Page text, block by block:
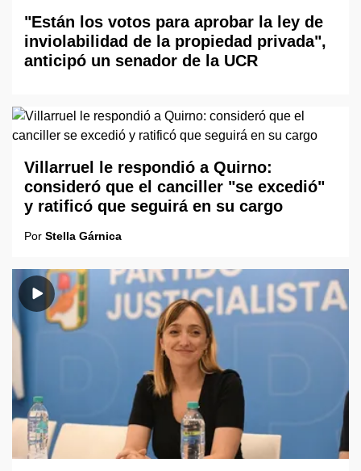
"Están los votos para aprobar la ley de
inviolabilidad de la propiedad privada",
anticipó un senador de la UCR
Villarruel le respondió a Quirno:
consideró que el canciller "se excedió"
y ratificó que seguirá en su cargo
Por Stella Gárnica